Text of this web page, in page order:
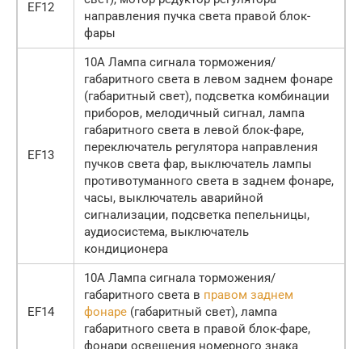
EF12
направления пучка света правой блок-
фары
EF13
10А Лампа сигнала торможения/
габаритного света в левом заднем фонаре
(габаритный свет), подсветка комбинации
приборов, мелодичный сигнал, лампа
габаритного света в левой блок-фаре,
переключатель регулятора направления
пучков света фар, выключатель лампы
противотуманного света в заднем фонаре,
часы, выключатель аварийной
сигнализации, подсветка пепельницы,
аудиосистема, выключатель
кондиционера
EF14
10А Лампа сигнала торможения/
габаритного света в правом заднем
фонаре (габаритный свет), лампа
габаритного света в правой блок-фаре,
фонари освещения номерного знака